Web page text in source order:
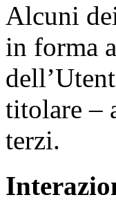
Alcuni
in forma
titolare –
terzi.